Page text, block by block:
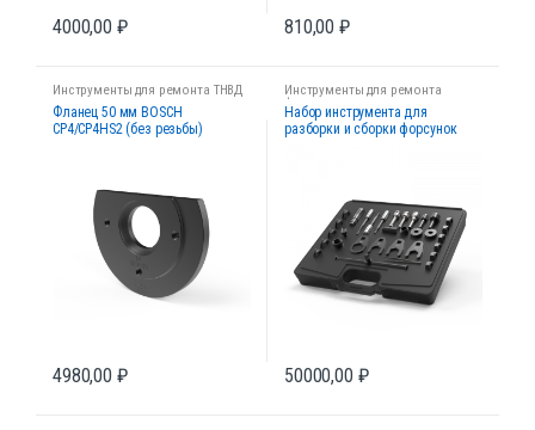
4000,00 ₽ 810,00₽
Инструменты для ремонта ТНВД
Фланец 50 мм BOSCH
CP4/CP4HS2 (без резьбы)
4980,00 ₽
Инструменты для ремонта
форсунок
Набор инструмента для
разборки и сборки форсунок
50000,00 ₽